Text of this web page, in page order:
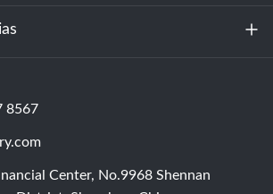
et salle des serveurs
8567
Center, No.9968 Shennan